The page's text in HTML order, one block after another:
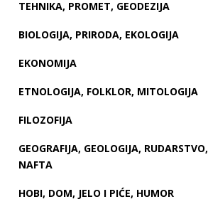
TEHNIKA, PROMET, GEODEZIJA
BIOLOGIJA, PRIRODA, EKOLOGIJA
EKONOMIJA
ETNOLOGIJA, FOLKLOR, MITOLOGIJA
FILOZOFIJA
GEOGRAFIJA, GEOLOGIJA, RUDARSTVO,
NAFTA
HOBI, DOM, JELO I PIĆE, HUMOR